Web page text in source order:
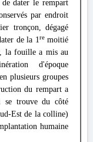
dater le rempart
par endroit
tronçon, dégagé
de la 1remoitié
la fouille a mis au
d'époque
plusieurs groupes
du rempart a
se trouve du côté
Est de la colline)
humaine